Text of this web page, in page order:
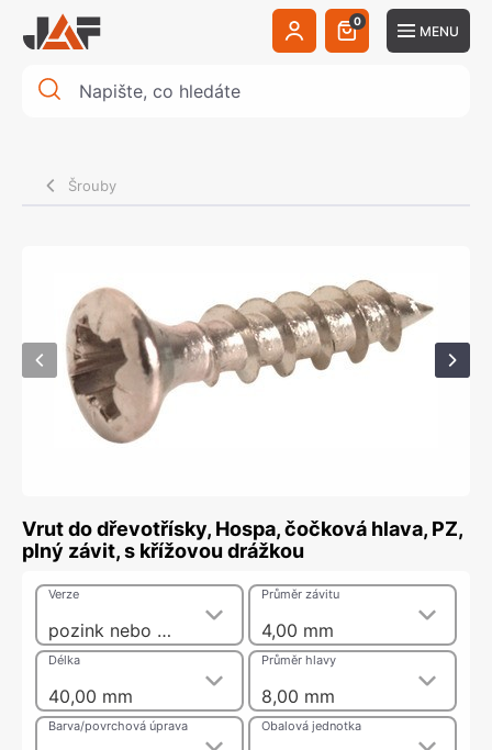
0
MENU
Šrouby
Vrut do dřevotřísky, Hospa, čočková hlava, PZ,
plný závit, s křížovou drážkou
pozink nebo nikl
Verze
4,00 mm
Průměr závitu
40,00 mm
Délka
8,00 mm
Průměr hlavy
Barva/povrchová úprava Obalová jednotka